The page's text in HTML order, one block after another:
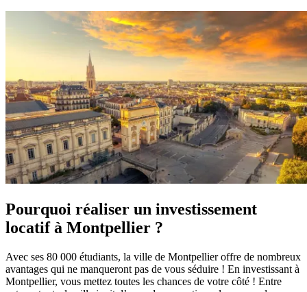
Pourquoi réaliser un investissement
locatif à Montpellier ?
Avec ses 80 000 étudiants, la ville de Montpellier offre de nombreux
avantages qui ne manqueront pas de vous séduire ! En investissant à
Montpellier, vous mettez toutes les chances de votre côté ! Entre